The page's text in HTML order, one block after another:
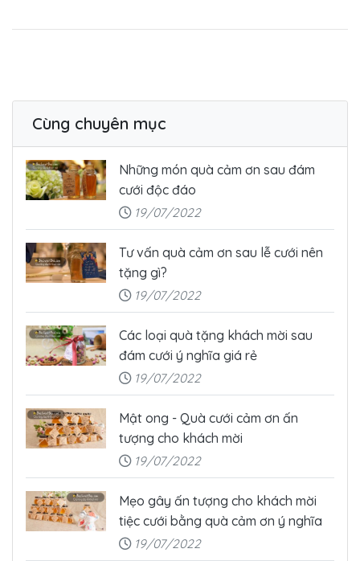
Cùng chuyên mục
Những món quà cảm ơn sau đám
cưới độc đáo
19/07/2022
Tư vấn quà cảm ơn sau lễ cưới nên
tặng gì?
19/07/2022
Các loại quà tặng khách mời sau
đám cưới ý nghĩa giá rẻ
19/07/2022
Mật ong - Quà cưới cảm ơn ấn
tượng cho khách mời
19/07/2022
Mẹo gây ấn tượng cho khách mời
tiệc cưới bằng quà cảm ơn ý nghĩa
19/07/2022